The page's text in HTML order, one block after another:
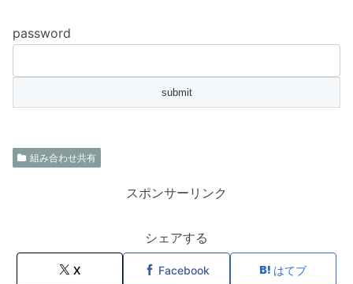
password
組み合わせ共有
スポンサーリンク
シェアする
X Facebook はてブ